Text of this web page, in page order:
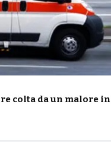
colta da un malore in